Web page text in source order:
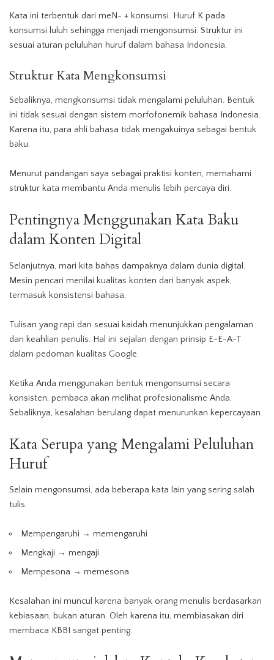
Kata ini terbentuk dari meN- + konsumsi. Huruf K pada
konsumsi luluh sehingga menjadi mengonsumsi. Struktur ini
sesuai aturan peluluhan huruf dalam bahasa Indonesia.
Struktur Kata Mengkonsumsi
Sebaliknya, mengkonsumsi tidak mengalami peluluhan. Bentuk
ini tidak sesuai dengan sistem morfofonemik bahasa Indonesia.
Karena itu, para ahli bahasa tidak mengakuinya sebagai bentuk
baku.
Menurut pandangan saya sebagai praktisi konten, memahami
struktur kata membantu Anda menulis lebih percaya diri.
Pentingnya Menggunakan Kata Baku
dalam KontenDigital
Selanjutnya, mari kita bahas dampaknya dalam dunia digital.
Mesin pencari menilai kualitas konten dari banyak aspek,
termasuk konsistensi bahasa.
Tulisan yang rapi dan sesuai kaidah menunjukkan pengalaman
dan keahlian penulis. Hal ini sejalan dengan prinsip E-E-A-T
dalam pedoman kualitas Google.
Ketika Anda menggunakan bentuk mengonsumsi secara
konsisten, pembaca akan melihat profesionalisme Anda.
Sebaliknya, kesalahan berulang dapat menurunkan kepercayaan.
Kata Serupa yang Mengalami Peluluhan
Huruf
Selain mengonsumsi, ada beberapa kata lain yang sering salah
tulis.
Mempengaruhi → memengaruhi
Mengkaji → mengaji
Mempesona → memesona
Kesalahan ini muncul karena banyak orang menulis berdasarkan
kebiasaan, bukan aturan. Oleh karena itu, membiasakan diri
membaca KBBI sangat penting.